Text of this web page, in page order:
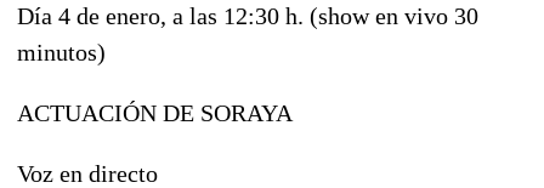
Día 4 de enero, a las 12:30 h. (show en vivo 30
minutos)
ACTUACIÓN DE SORAYA
Voz en directo